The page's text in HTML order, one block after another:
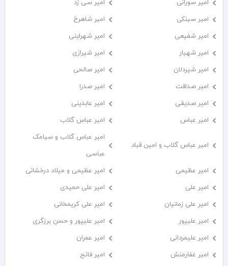
امیر سورانی
امیر سی زد
امیر سینکی
امیر شاهرخ
امیر شفیعی
امیر شهراینی
امیر شهیار
امیر شیرازی
امیر شیردلان
امیر صالحی
امیر صداقت
امیر صدرا
امیر صدیقی
امیر عابدینی
امیر عباس
امیر عباس گلاب
امیر عباس گلاب و امین قباد
امیر عباس گلاب و سیامک
عباسی
امیر عظیمی
امیر عظیمی و میلاد درخشانی
امیر علی
امیر علی حمیدی
امیر علی زمانیان
امیر علی کریمخانی
امیر علیپور
امیر علیپور و حسن برزگری
امیر علیمردانی
امیر عمران
امیر غفارمنش
امیر فاتح